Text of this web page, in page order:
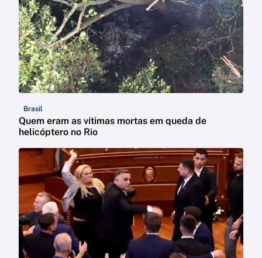
Brasil
Quem eram as vítimas mortas em queda de
helicóptero no Rio